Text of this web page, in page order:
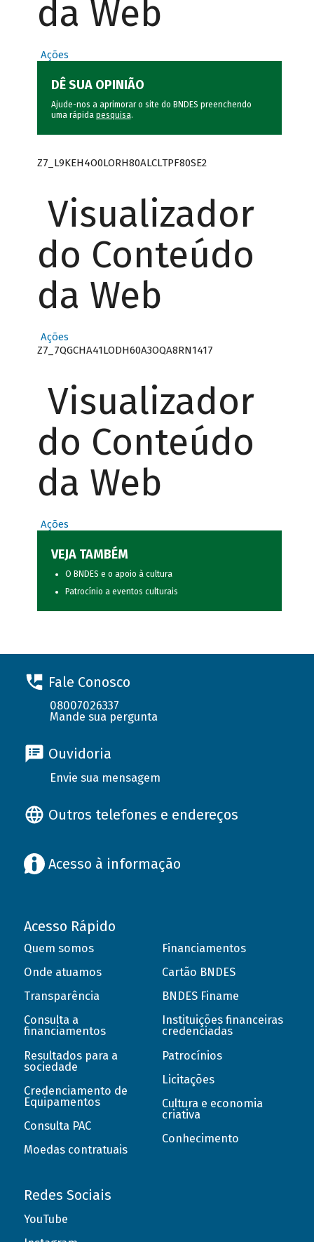
da Web
Ações
DÊ SUA OPINIÃO
Ajude-nos a aprimorar o site do BNDES preenchendo
uma rápida pesquisa.
Z7_L9KEH4O0LORH80ALCLTPF80SE2
Visualizador
do Conteúdo
da Web
Ações
Z7_7QGCHA41LODH60A3OQA8RN1417
Visualizador
do Conteúdo
da Web
Ações
VEJA TAMBÉM
O BNDES e o apoio à cultura
Patrocínio a eventos culturais
Fale Conosco
08007026337
Mande sua pergunta
Ouvidoria
Envie sua mensagem
Outros telefones e endereços
Acesso à informação
Acesso Rápido
Quem somos
Onde atuamos
Transparência
Consulta a
financiamentos
Resultados para a
sociedade
Credenciamento de
Equipamentos
Consulta PAC
Moedas contratuais
Financiamentos
Cartão BNDES
BNDES Finame
Instituições financeiras
credenciadas
Patrocínios
Licitações
Cultura e economia
criativa
Conhecimento
Redes Sociais
YouTube